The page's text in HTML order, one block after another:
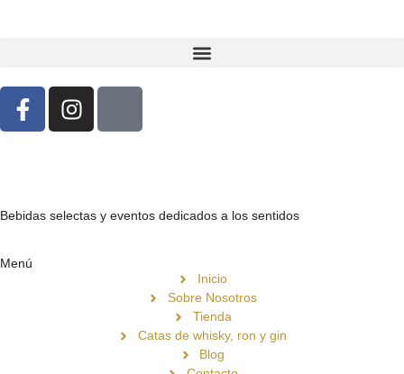
Bebidas selectas y eventos dedicados a los sentidos
Menú
Inicio
Sobre Nosotros
Tienda
Catas de whisky, ron y gin
Blog